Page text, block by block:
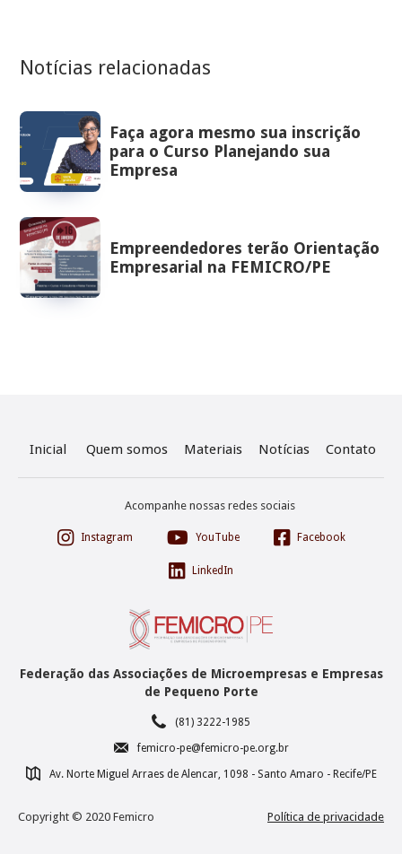
Notícias relacionadas
Faça agora mesmo sua inscrição
para o Curso Planejando sua
Empresa
Empreendedores terão Orientação
Empresarial na FEMICRO/PE
Federação das Associações de Microempresas e Empresas
de Pequeno Porte
☎ (81) 3222-1985
✉ femicro-pe@femicro-pe.org.br
 Av. Norte Miguel Arraes de Alencar, 1098 - Santo Amaro - Recife/PE
Inicial Quem somos Materiais Notícias Contato
Acompanhe nossas redes sociais
 Instagram  YouTube  Facebook
 LinkedIn
Copyright © 2020 Femicro Política de privacidade